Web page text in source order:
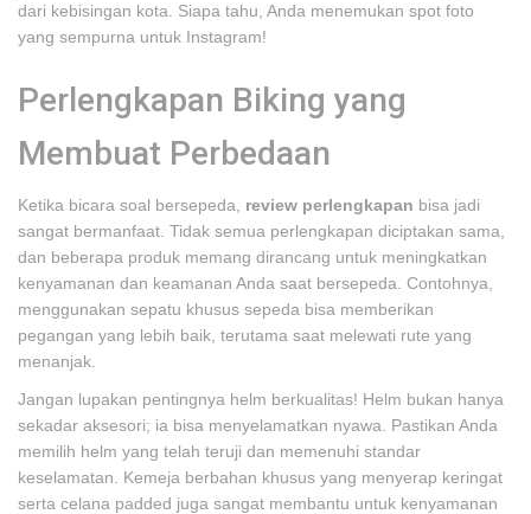
dari kebisingan kota. Siapa tahu, Anda menemukan spot foto
yang sempurna untuk Instagram!
Perlengkapan Biking yang
Membuat Perbedaan
Ketika bicara soal bersepeda, review perlengkapan bisa jadi
sangat bermanfaat. Tidak semua perlengkapan diciptakan sama,
dan beberapa produk memang dirancang untuk meningkatkan
kenyamanan dan keamanan Anda saat bersepeda. Contohnya,
menggunakan sepatu khusus sepeda bisa memberikan
pegangan yang lebih baik, terutama saat melewati rute yang
menanjak.
Jangan lupakan pentingnya helm berkualitas! Helm bukan hanya
sekadar aksesori; ia bisa menyelamatkan nyawa. Pastikan Anda
memilih helm yang telah teruji dan memenuhi standar
keselamatan. Kemeja berbahan khusus yang menyerap keringat
serta celana padded juga sangat membantu untuk kenyamanan